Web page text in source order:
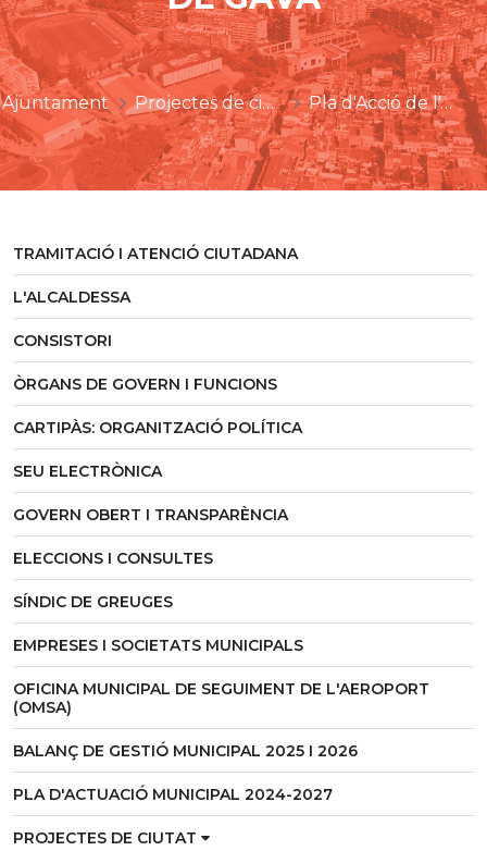
Ajuntament Projectes de ciutat Pla d'Acció de l'Agenda Urbana de l'Ajuntament de Gavà
TRAMITACIÓ I ATENCIÓ CIUTADANA
L'ALCALDESSA
CONSISTORI
ÒRGANS DE GOVERN I FUNCIONS
CARTIPÀS: ORGANITZACIÓ POLÍTICA
SEU ELECTRÒNICA
GOVERN OBERT I TRANSPARÈNCIA
ELECCIONS I CONSULTES
SÍNDIC DE GREUGES
EMPRESES I SOCIETATS MUNICIPALS
OFICINA MUNICIPAL DE SEGUIMENT DE L'AEROPORT
(OMSA)
BALANÇ DE GESTIÓ MUNICIPAL 2025 I 2026
PLA D'ACTUACIÓ MUNICIPAL 2024-2027
PROJECTES DE CIUTAT